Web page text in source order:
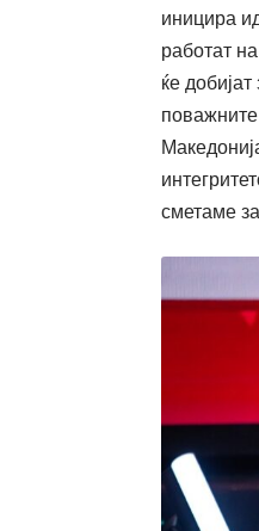
иницира
работат
ќе
сметаме